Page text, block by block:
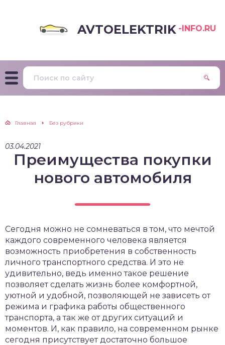
AVTOELEKTRIK -INFO.RU
Главная Без рубрики
03.04.2021
Преимущества покупки
нового автомобиля
Сегодня можно не сомневаться в том, что мечтой
каждого современного человека является
возможность приобретения в собственность
личного транспортного средства. И это не
удивительно, ведь именно такое решение
позволяет сделать жизнь более комфортной,
уютной и удобной, позволяющей не зависеть от
режима и графика работы общественного
транспорта, а так же от других ситуаций и
моментов. И, как правило, на современном рынке
сегодня присутствует достаточно большое